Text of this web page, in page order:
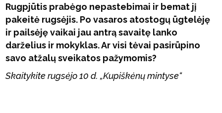
Rugpjūtis prabėgo nepastebimai ir bemat jį
pakeitė rugsėjis. Po vasaros atostogų ūgtelėję
ir pailsėję vaikai jau antrą savaitę lanko
darželius ir mokyklas. Ar visi tėvai pasirūpino
savo atžalų sveikatos pažymomis?
Skaitykite rugsėjo 10 d. „Kupiškėnų mintyse“